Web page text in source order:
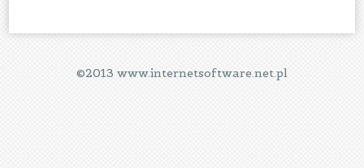
©2013 www.internetsoftware.net.pl